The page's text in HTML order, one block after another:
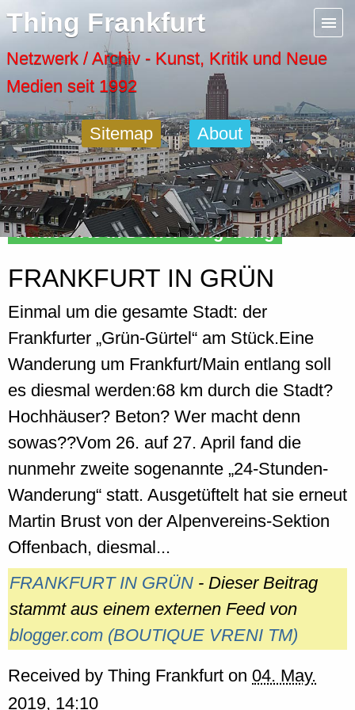
Thing Frankfurt
Netzwerk / Archiv - Kunst, Kritik und Neue
Medien seit 1992
Sitemap About
Finde Orte in Deiner Umgebung
FRANKFURT IN GRÜN
Einmal um die gesamte Stadt: der
Frankfurter „Grün-Gürtel“ am Stück.Eine
Wanderung um Frankfurt/Main entlang soll
es diesmal werden:68 km durch die Stadt?
Hochhäuser? Beton? Wer macht denn
sowas??Vom 26. auf 27. April fand die
nunmehr zweite sogenannte „24-Stunden-
Wanderung“ statt. Ausgetüftelt hat sie erneut
Martin Brust von der Alpenvereins-Sektion
Offenbach, diesmal...
FRANKFURT IN GRÜN - Dieser Beitrag
stammt aus einem externen Feed von
blogger.com (BOUTIQUE VRENI TM)
Received by Thing Frankfurt on 04. May.
2019, 14:10
Menu
Artspaces
Cool Places
Frankfurt Diary
Activity
Recent Posts
Home